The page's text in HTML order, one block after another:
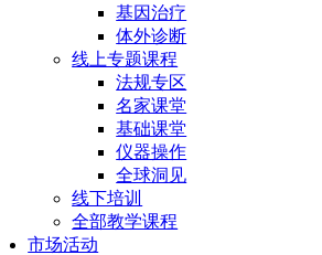
基因治疗
体外诊断
线上专题课程
法规专区
名家课堂
基础课堂
仪器操作
全球洞见
线下培训
全部教学课程
市场活动